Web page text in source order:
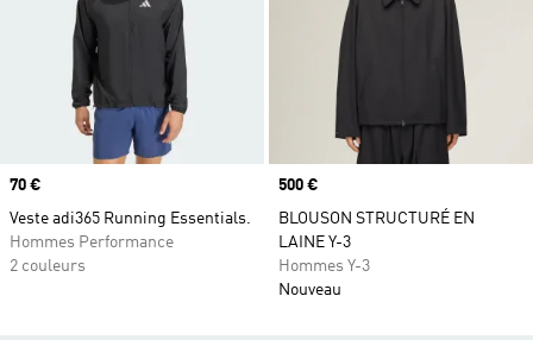
Prix
70 €
Veste adi365 Running Essentials.
Hommes Performance
2 couleurs
Prix
500 €
BLOUSON STRUCTURÉ EN
LAINE Y-3
Hommes Y-3
Nouveau